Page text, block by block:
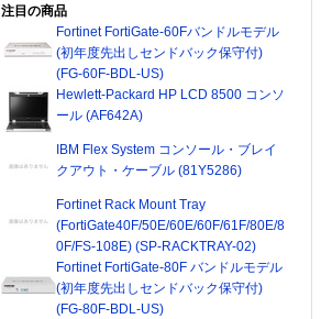
注目の商品
Fortinet FortiGate-60Fバンドルモデル
(初年度先出しセンドバック保守付)
(FG-60F-BDL-US)
Hewlett-Packard HP LCD 8500 コンソ
ール (AF642A)
IBM Flex System コンソール・ブレイ
クアウト・ケーブル (81Y5286)
Fortinet Rack Mount Tray
(FortiGate40F/50E/60E/60F/61F/80E/8
0F/FS-108E) (SP-RACKTRAY-02)
Fortinet FortiGate-80F バンドルモデル
(初年度先出しセンドバック保守付)
(FG-80F-BDL-US)